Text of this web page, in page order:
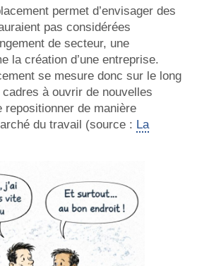
permet d’envisager des
pas considérées
de secteur, une
la création d’une entreprise.
se mesure donc sur le long
à ouvrir de nouvelles
de manière
du travail (source : La